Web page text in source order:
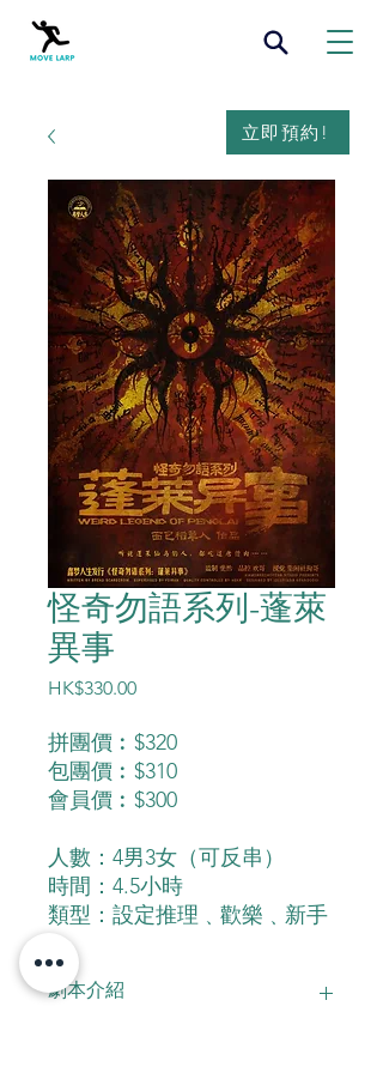
怪奇勿語系列-蓬萊
異事
HK$330.00價
拼團價︰$320
包團價︰$310
會員價︰$300
人數：4男3女（可反串）
時間：4.5小時
類型：設定推理﹑歡樂﹑新手
劇本介紹
立即預約!